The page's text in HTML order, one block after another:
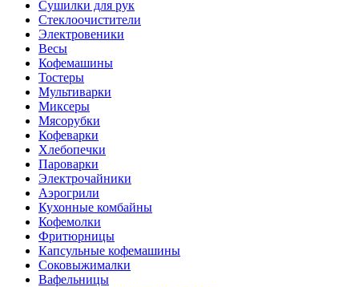
Сушилки для рук
Стеклоочистители
Электровеники
Весы
Кофемашины
Тостеры
Мультиварки
Миксеры
Мясорубки
Кофеварки
Хлебопечки
Пароварки
Электрочайники
Аэрогрили
Кухонные комбайны
Кофемолки
Фритюрницы
Капсульные кофемашины
Соковыжималки
Вафельницы